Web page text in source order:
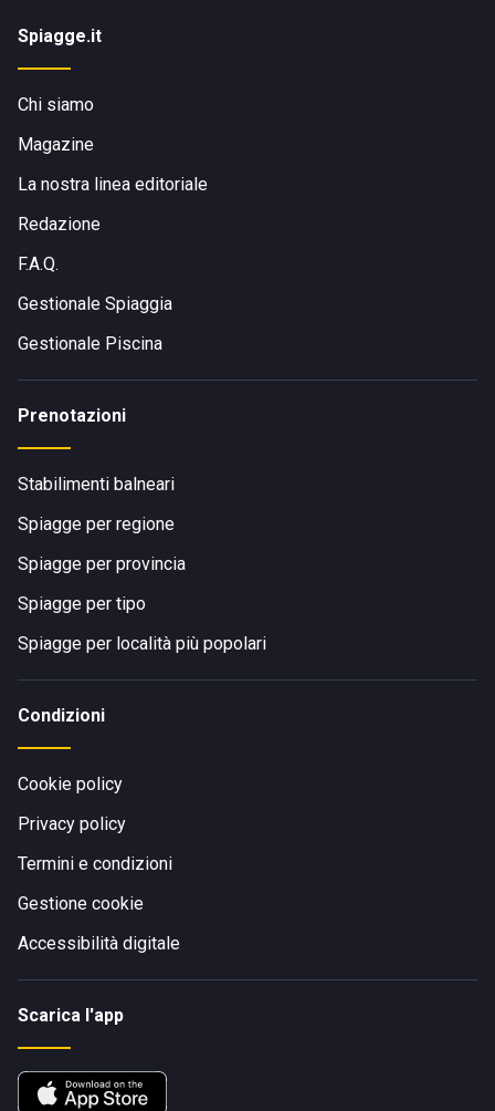
Spiagge.it
Chi siamo
Magazine
La nostra linea editoriale
Redazione
F.A.Q.
Gestionale Spiaggia
Gestionale Piscina
Prenotazioni
Stabilimenti balneari
Spiagge per regione
Spiagge per provincia
Spiagge per tipo
Spiagge per località più popolari
Condizioni
Cookie policy
Privacy policy
Termini e condizioni
Gestione cookie
Accessibilità digitale
Scarica l'app